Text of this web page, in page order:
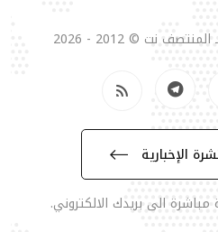
نت © 2012 - 2026
الإخبارية
الى بريدك الالكتروني.